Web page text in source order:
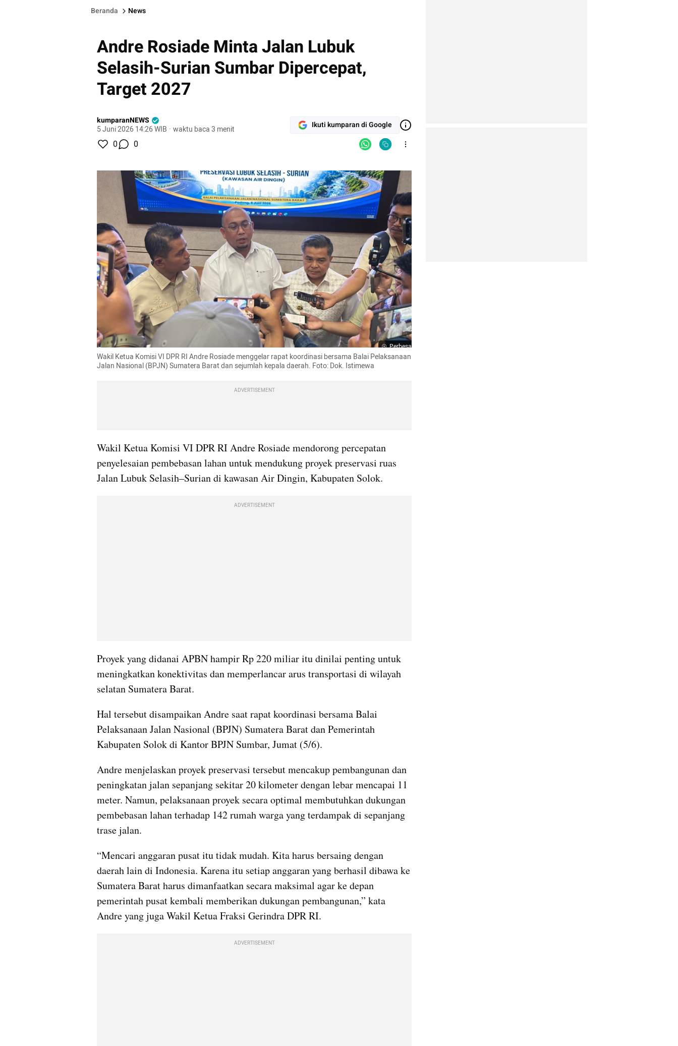
Beranda News
Andre Rosiade Minta Jalan Lubuk
Selasih-Surian Sumbar Dipercepat,
Target 2027
kumparanNEWS
5 Juni 2026 14:26 WIB · waktu baca 3 menit Ikuti kumparan di Google
0 0
Perbesar
Wakil Ketua Komisi VI DPR RI Andre Rosiade menggelar rapat koordinasi bersama Balai Pelaksanaan
Jalan Nasional (BPJN) Sumatera Barat dan sejumlah kepala daerah. Foto: Dok. Istimewa
ADVERTISEMENT
Wakil Ketua Komisi VI DPR RI Andre Rosiade mendorong percepatan
penyelesaian pembebasan lahan untuk mendukung proyek preservasi ruas
Jalan Lubuk Selasih–Surian di kawasan Air Dingin, Kabupaten Solok.
ADVERTISEMENT
Proyek yang didanai APBN hampir Rp 220 miliar itu dinilai penting untuk
meningkatkan konektivitas dan memperlancar arus transportasi di wilayah
selatan Sumatera Barat.
Hal tersebut disampaikan Andre saat rapat koordinasi bersama Balai
Pelaksanaan Jalan Nasional (BPJN) Sumatera Barat dan Pemerintah
Kabupaten Solok di Kantor BPJN Sumbar, Jumat (5/6).
Andre menjelaskan proyek preservasi tersebut mencakup pembangunan dan
peningkatan jalan sepanjang sekitar 20 kilometer dengan lebar mencapai 11
meter. Namun, pelaksanaan proyek secara optimal membutuhkan dukungan
pembebasan lahan terhadap 142 rumah warga yang terdampak di sepanjang
trase jalan.
“Mencari anggaran pusat itu tidak mudah. Kita harus bersaing dengan
daerah lain di Indonesia. Karena itu setiap anggaran yang berhasil dibawa ke
Sumatera Barat harus dimanfaatkan secara maksimal agar ke depan
pemerintah pusat kembali memberikan dukungan pembangunan,” kata
Andre yang juga Wakil Ketua Fraksi Gerindra DPR RI.
ADVERTISEMENT